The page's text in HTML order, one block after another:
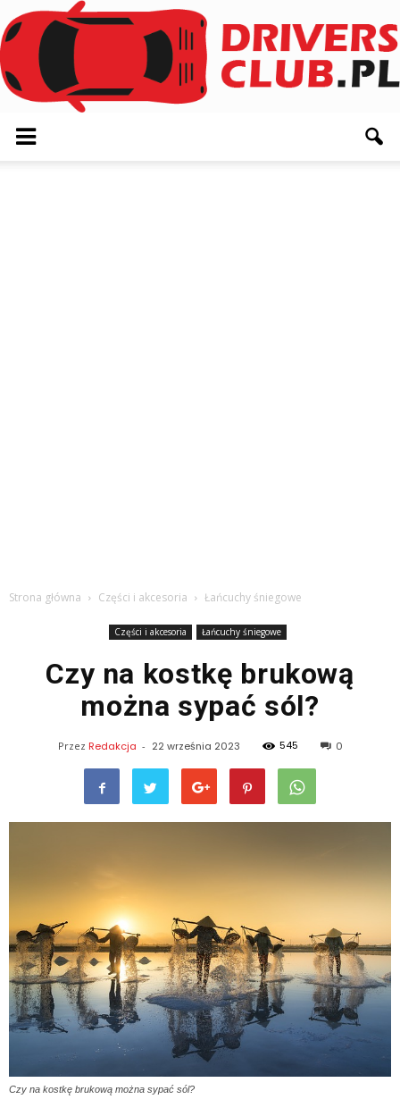
Strona główna Części i akcesoria Łańcuchy śniegowe
Części i akcesoria Łańcuchy śniegowe
Czy na kostkę brukową
można sypać sól?
Przez Redakcja - 22 września 2023 545 0
Czy na kostkę brukową można sypać sól?